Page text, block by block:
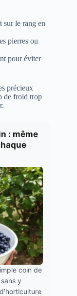
sur le rang en
pierres ou
pour éviter
précieux
de froid trop
: même
coin de
y